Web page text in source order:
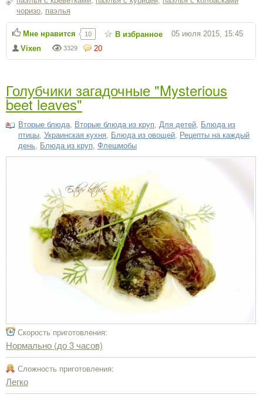
чоризо паэлья
20
3329
Vixen
05 июля 2015, 15:45
Мне нравится 10 В избранное
Голубчики загадочные "Mysterious
beet leaves"
Вторые блюда Вторые блюда из круп Для детей
Блюда из
птицы Украинская кухня Блюда из овощей
Рецепты на каждый
день
Блюда из круп Флешмобы
Скорость приготовления:
Нормально (до 3 часов)
Сложность приготовления:
Легко